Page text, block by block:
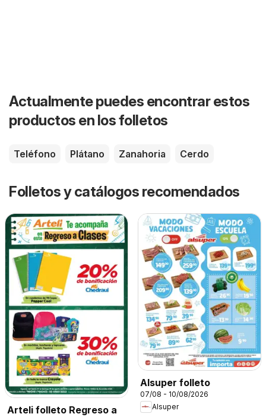
Actualmente puedes encontrar estos
productos en los folletos
Teléfono Plátano Zanahoria Cerdo
Folletos y catálogos recomendados
Arteli folleto Regreso a
Alsuper folleto
07/08 - 10/08/2026
Alsuper